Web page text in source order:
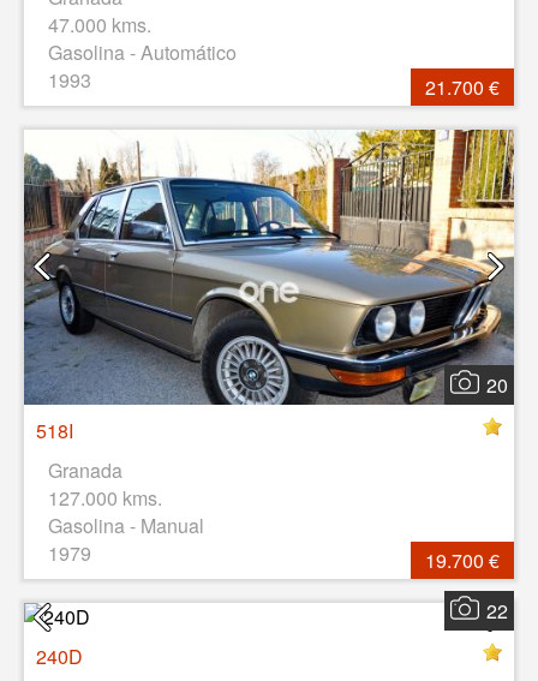
47.000 kms.
Gasolina - Automático
1993
21.700 €
20
518I
Granada
127.000 kms.
Gasolina - Manual
1979
19.700 €
22
240D